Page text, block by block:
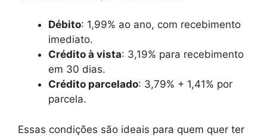
Débito: 1,99% ao ano, com recebimento
imediato.
Crédito à vista: 3,19% para recebimento
em 30 dias.
Crédito parcelado: 3,79% + 1,41% por
parcela.
Essas condições são ideais para quem quer ter